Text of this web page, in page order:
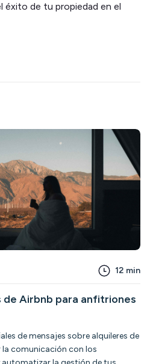
éxito de tu propiedad en el
12 min
de Airbnb para anfitriones
de mensajes sobre alquileres de
comunicación con los